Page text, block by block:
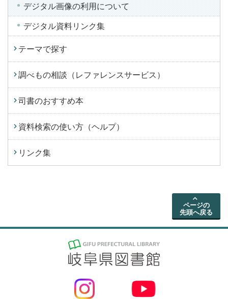
デジタル画像の利用について
デジタル資料リンク集
テーマで探す
調べもの相談（レファレンスサービス）
司書のおすすめ本
資料検索の使い方（ヘルプ）
リンク集
ページの
先頭へ戻る